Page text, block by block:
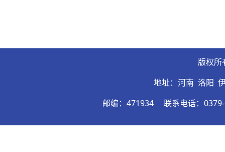
版权所
地址：河南 洛阳
邮编：471934
联系电话：